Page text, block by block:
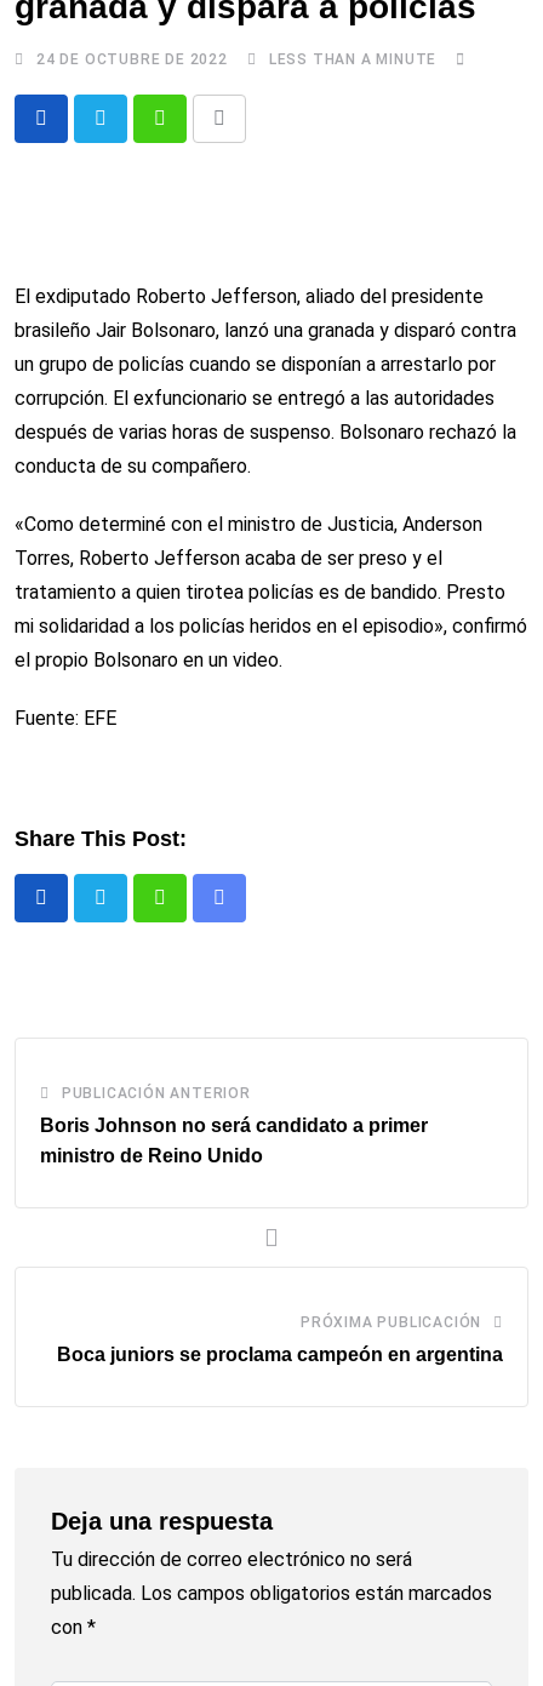
24 DE OCTUBRE DE 2022 LESS THAN A MINUTE
El exdiputado Roberto Jefferson, aliado del presidente
brasileño Jair Bolsonaro, lanzó una granada y disparó contra
un grupo de policías cuando se disponían a arrestarlo por
corrupción. El exfuncionario se entregó a las autoridades
después de varias horas de suspenso. Bolsonaro rechazó la
conducta de su compañero.
«Como determiné con el ministro de Justicia, Anderson
Torres, Roberto Jefferson acaba de ser preso y el
tratamiento a quien tirotea policías es de bandido. Presto
mi solidaridad a los policías heridos en el episodio», confirmó
el propio Bolsonaro en un video.
Fuente: EFE
Share This Post:
PUBLICACIÓN ANTERIOR
Boris Johnson no será candidato a primer
ministro de Reino Unido
PRÓXIMA PUBLICACIÓN
Boca juniors se proclama campeón en argentina
Deja una respuesta
Tu dirección de correo electrónico no será
publicada. Los campos obligatorios están marcados
con *